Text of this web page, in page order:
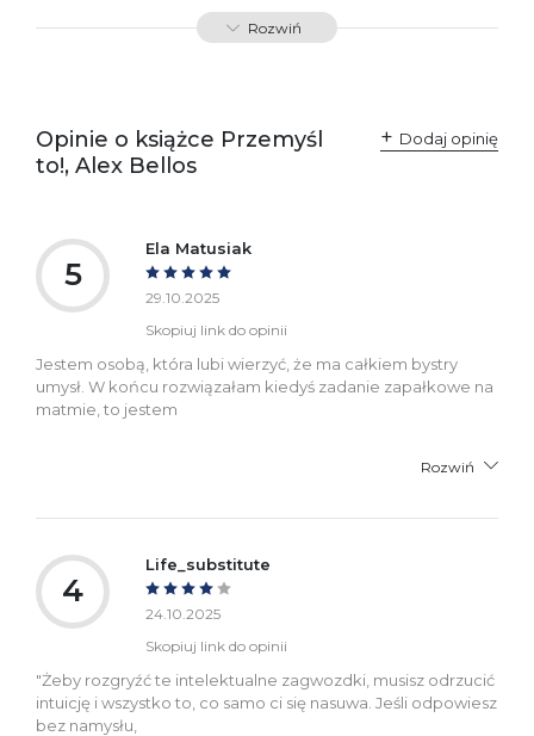
SKU: K801020
Rozwiń
Opinie o książce Przemyśl
to!, Alex Bellos
Dodaj opinię
5
Ela Matusiak
29.10.2025
Skopiuj link do opinii
Jestem osobą, która lubi wierzyć, że ma całkiem bystry
umysł. W końcu rozwiązałam kiedyś zadanie zapałkowe na
matmie, to jestem
Rozwiń
4
Life_substitute
24.10.2025
Skopiuj link do opinii
"Żeby rozgryźć te intelektualne zagwozdki, musisz odrzucić
intuicję i wszystko to, co samo ci się nasuwa. Jeśli odpowiesz
bez namysłu,